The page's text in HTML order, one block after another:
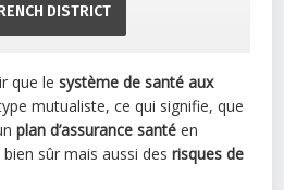
DISTRICT
que le système de santé aux
mutualiste, ce qui signifie, que
plan d’assurance santé en
sûr mais aussi desrisques de